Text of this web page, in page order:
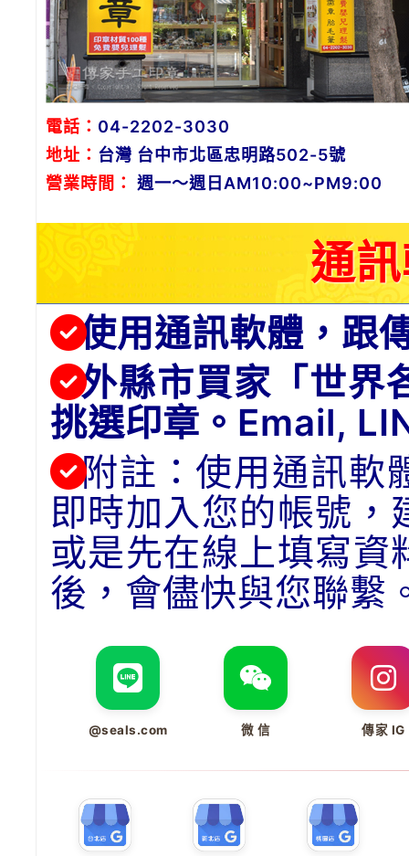
電話： 04-2202-3030
地址： 台灣 台中市北區忠明路502-5號
營業時間：
週一～週日AM10:00~PM9:00
通
使用通訊軟體，跟
外縣市買家「世界
挑選印章。Email,
附註：使用通訊軟
即時加入您的帳號，
或是先在線上填寫資
後，會儘快與您聯繫
@seals.com 微 信 傳家 IG